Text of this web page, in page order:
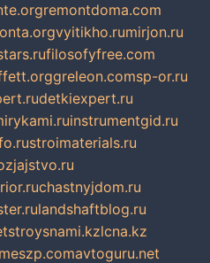
remontdoma.com
vyitikho.rumirjon.ru
filosofyfree.com
greleon.comsp-or.ru
detkiexpert.ru
instrumentgid.ru
stroimaterials.ru
chastnyjdom.ru
landshaftblog.ru
stroysnami.kzlcna.kz
avtoguru.net